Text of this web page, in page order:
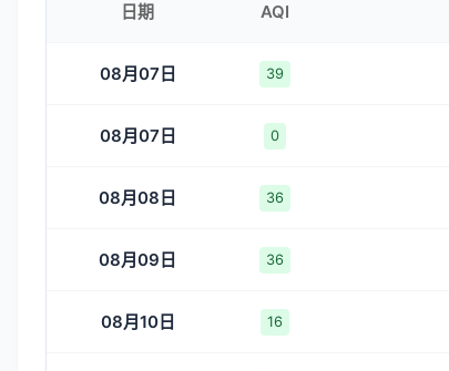
日期 AQI
08月07日 39
08月07日 0
08月08日 36
08月09日 36
08月10日 16